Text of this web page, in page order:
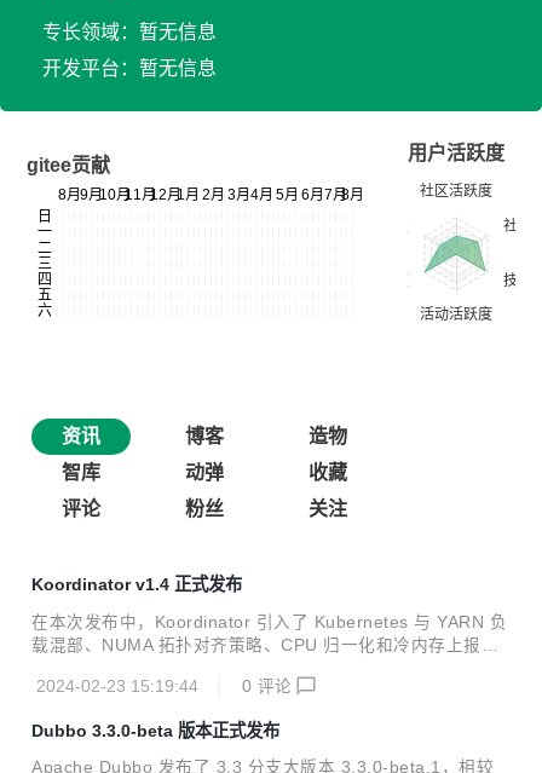
专长领域：暂无信息
开发平台：暂无信息
gitee贡献
用户活跃度
资讯 博客
造物
智库
动弹
收藏
评论
粉丝 关注
Koordinator v1.4 正式发布
在本次发布中，Koordinator 引入了 Kubernetes 与 YARN 负
载混部、NUMA 拓扑对齐策略、CPU 归一化和冷内存上报等
的 QoS 管理、重调度防护策略等领域的功能。这些新增和改
于复杂和多样化的应用场景。
2024-02-23 15:19:44 0 评论
Dubbo 3.3.0-beta 版本正式发布
Apache Dubbo 发布了 3.3 分支大版本 3.3.0-beta.1，相较